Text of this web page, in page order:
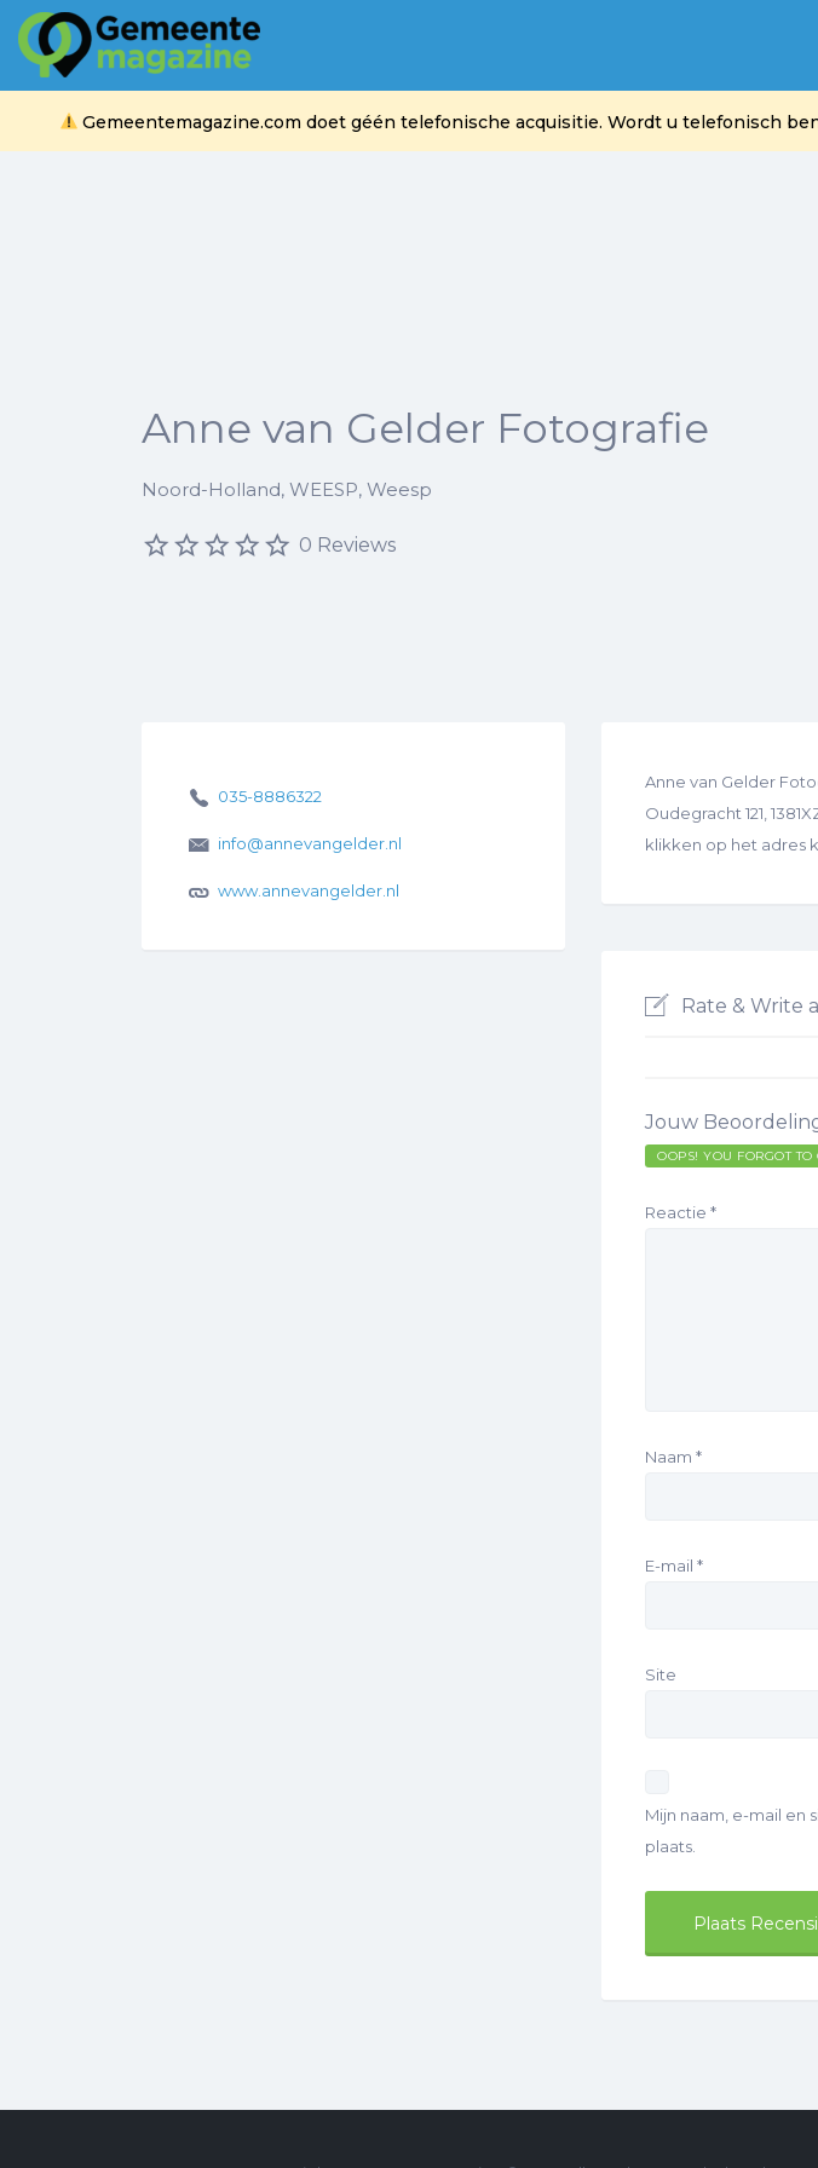
Gemeentemagazine.com doet géén telefonische acquisitie. Wordt u telefonisch
Zoek
naar:
Anne van Gelder Fotografie
Noord-Holland, WEESP, Weesp
0 Reviews
035-8886322
info@annevangelder.nl
www.annevangelder.nl
Anne van Gelder
Oudegracht 121,
klikken op het adres
Rate & Write
Jouw
OOPS! YOU FORGOT TO
Reactie *
Naam *
E-mail *
Site
Mijn naam, e-mail en
plaats.